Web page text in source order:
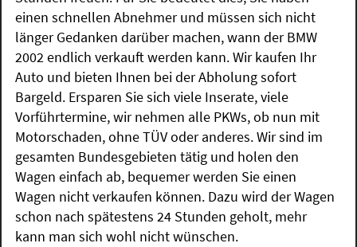
einen schnellen Abnehmer und müssen sich nicht
länger Gedanken darüber machen, wann der BMW
2002 endlich verkauft werden kann. Wir kaufen Ihr
Auto und bieten Ihnen bei der Abholung sofort
Bargeld. Ersparen Sie sich viele Inserate, viele
Vorführtermine, wir nehmen alle PKWs, ob nun mit
Motorschaden, ohne TÜV oder anderes. Wir sind im
gesamten Bundesgebieten tätig und holen den
Wagen einfach ab, bequemer werden Sie einen
Wagen nicht verkaufen können. Dazu wird der Wagen
schon nach spätestens 24 Stunden geholt, mehr
kann man sich wohl nicht wünschen.